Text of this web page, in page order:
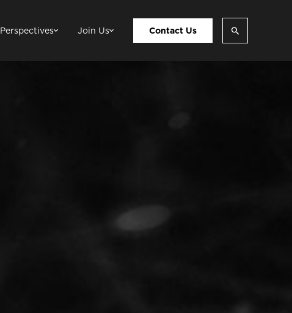
Perspectives Join Us Contact Us